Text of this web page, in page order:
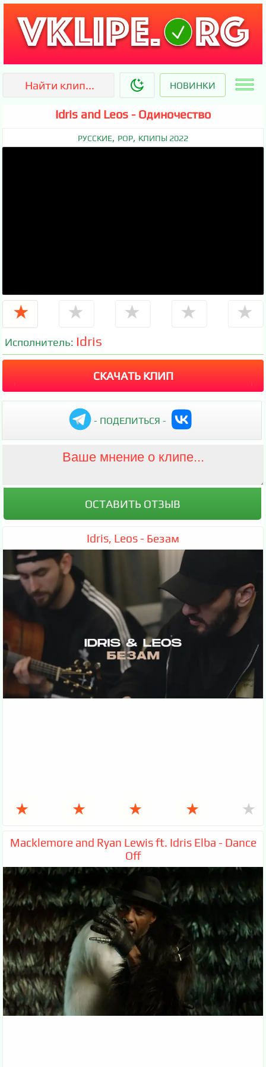
НОВИНКИ
Idris and Leos - Одиночество
РУССКИЕ, POP, КЛИПЫ 2022
★ ★ ★ ★ ★
Исполнитель: Idris
СКАЧАТЬ КЛИП
- ПОДЕЛИТЬСЯ -
Idris, Leos - Безам
★ ★ ★ ★ ★
Macklemore and Ryan Lewis ft. Idris Elba - Dance
Off